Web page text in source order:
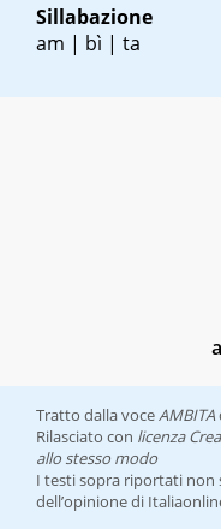
Sillabazione
am | bì | ta
Tratto dalla voceAMBITA
Rilasciato con licenza
allo stesso modo
I testi sopra riportati non
dell’opinione di